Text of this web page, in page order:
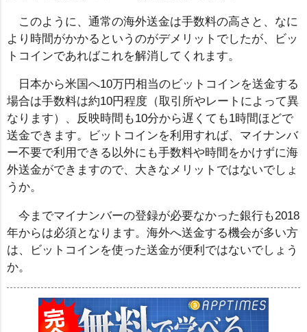
このように、通常の海外送金は手数料の高さと、なに
より時間がかかるというのがデメリットでしたが、ビッ
トコインであればこれを解消してくれます。
日本から米国へ10万円相当のビットコインを送金する
場合は手数料は約10円程度（取引所やレートによって異
なります）、反映時間も10分から遅くても1時間ほどで
送金できます。ビットコインを利用すれば、マイナンバ
ー不要で利用できる以外にも手数料や時間をかけずに海
外送金ができますので、大きなメリットではないでしょ
うか。
今までマイナンバーの登録が必要なかった銀行も2018
年からは必須となります。海外へ送金する機会が多い方
は、ビットコインを使った送金が便利ではないでしょう
か。